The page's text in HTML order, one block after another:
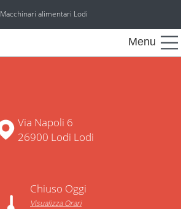
Macchinari alimentari Lodi
Menu
Via Napoli 6
26900 Lodi Lodi
Chiuso Oggi
Visualizza Orari